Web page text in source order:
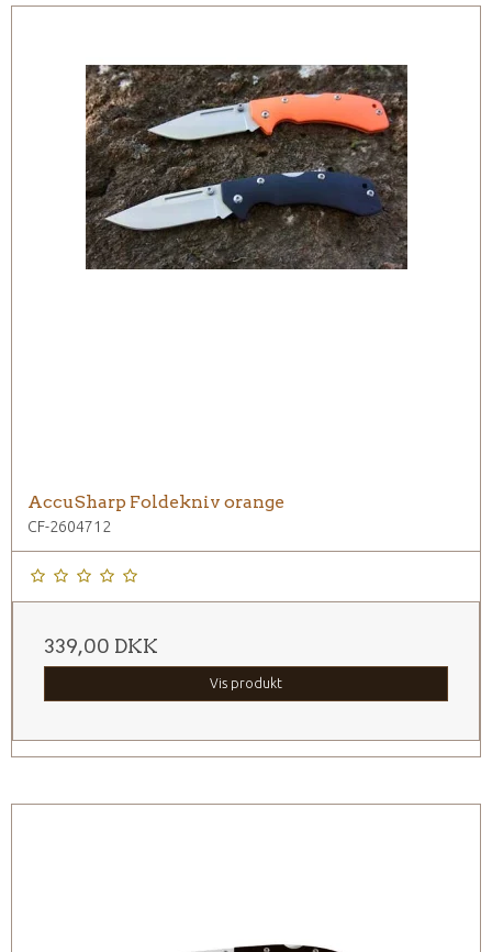
AccuSharp Foldekniv orange
CF-2604712
339,00 DKK
Vis produkt